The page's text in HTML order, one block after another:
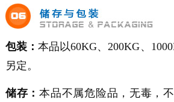
包装：本品以60KG、200KG、
另定。
储存：本品不属危险品，无毒，